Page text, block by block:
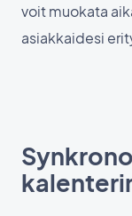
voit muokata
asiakkaidesi